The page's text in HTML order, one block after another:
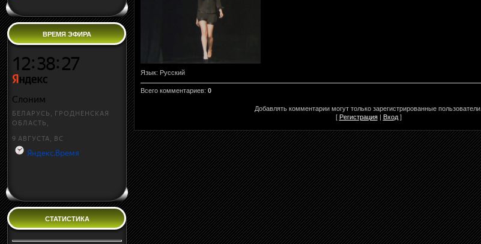
ВРЕМЯ ЭФИРА
СТАТИСТИКА
Язык: Русский
Всего комментариев: 0
Добавлять комментарии могут только зарегистрированные пользователи.
[ Регистрация| Вход]